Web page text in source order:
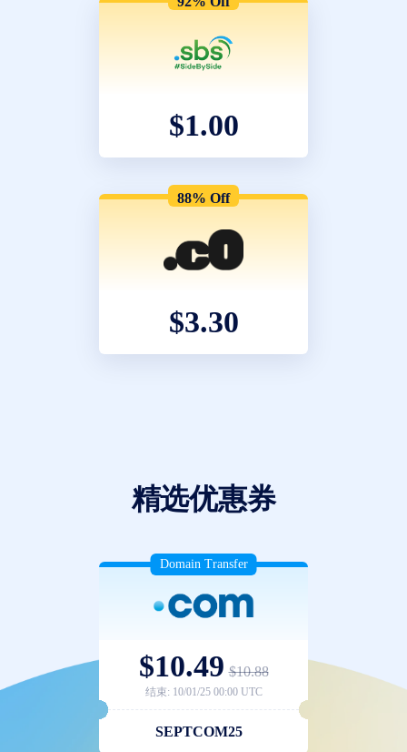
$1.00
88% Off
$3.30
精选优惠券
Domain Transfer
$10.49 $10.88
结束: 10/01/25 00:00 UTC
SEPTCOM25